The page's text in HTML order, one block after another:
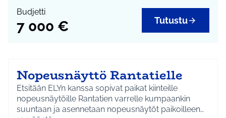
nopeusrajoitusalueiksi sekä toteutetaan Kirkkotielle
40 km/h -aluenopeusrajoituksen ajoratamerkinnät.
Budjetti
7 000 € Tutustu
Nopeusnäyttö Rantatielle
Etsitään ELYn kanssa sopivat paikat kiinteille
nopeusnäytöille Rantatien varrelle kumpaankin
suuntaan ja asennetaan nopeusnäytöt paikoilleen